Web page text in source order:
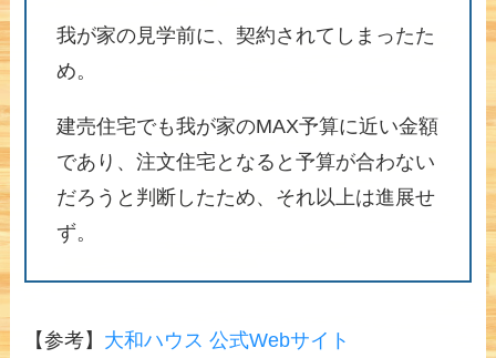
我が家の見学前に、契約されてしまったた
め。
建売住宅でも我が家のMAX予算に近い金額
であり、注文住宅となると予算が合わない
だろうと判断したため、それ以上は進展せ
ず。
【参考】 大和ハウス 公式Webサイト